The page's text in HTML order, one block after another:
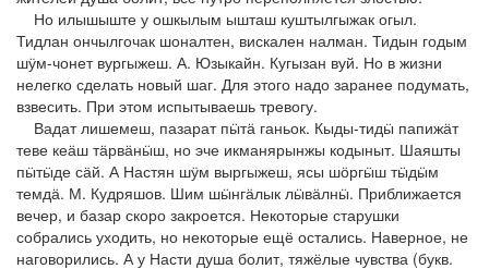
Но илышыште у ошкылым ышташ куштылгыжак огыл.
Тидлан ончылгочак шоналтен, вискален налман. Тидын годым
шӱм-чонет вургыжеш. А. Юзыкайн. Кугызан вуй. Но в жизни
нелегко сделать новый шаг. Для этого надо заранее подумать,
взвесить. При этом испытываешь тревогу.
Вадат лишемеш, пазарат пӹтӓ ганьок. Кыды-тидӹ папижӓт
теве кеӓш тӓрвӓнӹш, но эче икманярынжы кодыныт. Шаяшты
пӹтӹде сӓй. А Настян шӱм выргыжеш, ясы шӧргӹш тӹдӹм
темдӓ. М. Кудряшов. Шим шӹнгӓлык лӹвӓлнӹ. Приближается
вечер, и базар скоро закроется. Некоторые старушки
собрались уходить, но некоторые ещё остались. Наверное, не
наговорились. А у Насти душа болит, тяжёлые чувства (букв.